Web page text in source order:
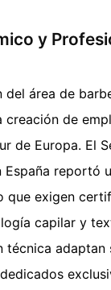
y
del área de
de
de Europa. El
España reportó
que exigen
capilar y
técnica adaptan